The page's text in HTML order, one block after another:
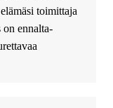
toimittaja
ennalta-